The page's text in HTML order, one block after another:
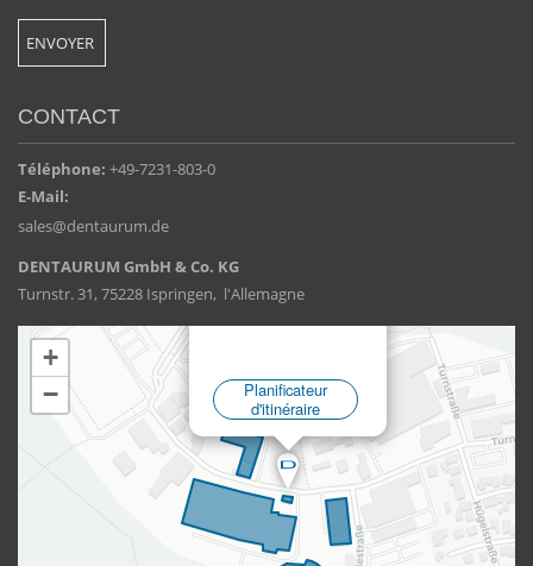
CONTACT
Téléphone: +49-7231-803-0
E-Mail:
sales@dentaurum.de
DENTAURUM GmbH & Co. KG
Turnstr. 31, 75228 Ispringen, l'Allemagne